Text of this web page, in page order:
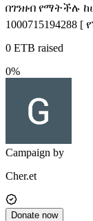
በገንዘብ የማትችሉ
1000715194288
0 ETB raised
0%
Campaign by
Cher.et
Donate now